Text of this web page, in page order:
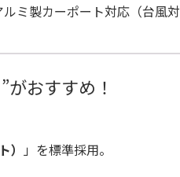
ミ製カーポート対応（台風対
おすすめ！
」を標準採用。